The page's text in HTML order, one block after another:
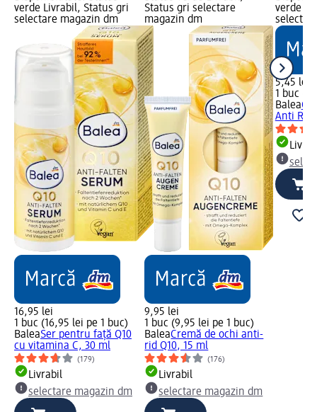
verde Livrabil, Status gri
selectare magazin dm
16,95 lei
1 buc (16,95 lei pe 1 buc)
BaleaSer pentru față Q10
cu vitamina C, 30 ml
(179)
Livrabil
selectare magazin dm
Status gri selectare
magazin dm
9,95 lei
1 buc (9,95 lei pe 1 buc)
BaleaCremă de ochi anti-
rid Q10, 15 ml
(176)
Livrabil
selectare magazin dm
verde
5,45 lei
1 buc
Balea
Anti Rid,